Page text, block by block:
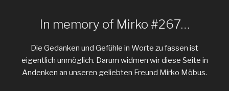
In memory of Mirko #267…
Die Gedanken und Gefühle in Worte zu fassen ist
eigentlich unmöglich. Darum widmen wir diese Seite in
Andenken an unseren geliebten Freund Mirko Möbus.